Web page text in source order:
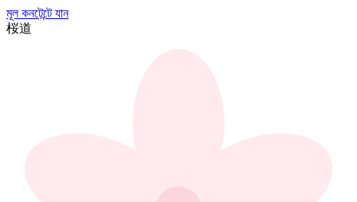
মূল কনটেন্টে যান
桜道